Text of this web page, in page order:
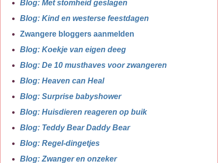
Blog: Met stomheid geslagen
Blog: Kind en westerse feestdagen
Zwangere bloggers aanmelden
Blog: Koekje van eigen deeg
Blog: De 10 musthaves voor zwangeren
Blog: Heaven can Heal
Blog: Surprise babyshower
Blog: Huisdieren reageren op buik
Blog: Teddy Bear Daddy Bear
Blog: Regel-dingetjes
Blog: Zwanger en onzeker